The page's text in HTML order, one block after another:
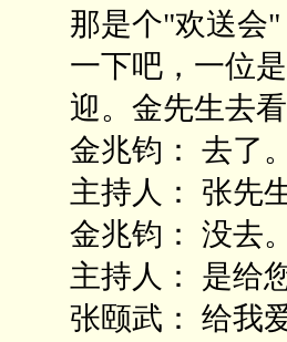
那是个"欢送会
一下吧，一位
迎。金先生去
金兆钧： 去了。
主持人： 张先
金兆钧： 没去。
主持人： 是给
张颐武： 给我